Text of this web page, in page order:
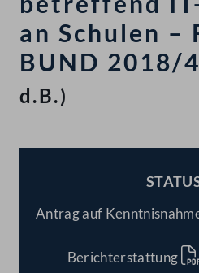
an Schulen –
BUND 2018/
d.B.)
Antrag auf
Berichterstattung